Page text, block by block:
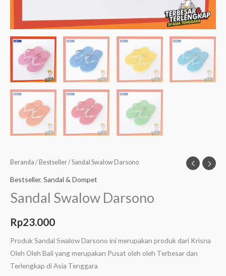
Beranda / Bestseller/ Sandal Swalow Darsono
Bestseller, Sandal & Dompet
Sandal Swalow Darsono
Rp23.000
Produk Sandal Swalow Darsono ini merupakan produk dari Krisna
Oleh Oleh Bali yang merupakan Pusat oleh oleh Terbesar dan
Terlengkap di Asia Tenggara